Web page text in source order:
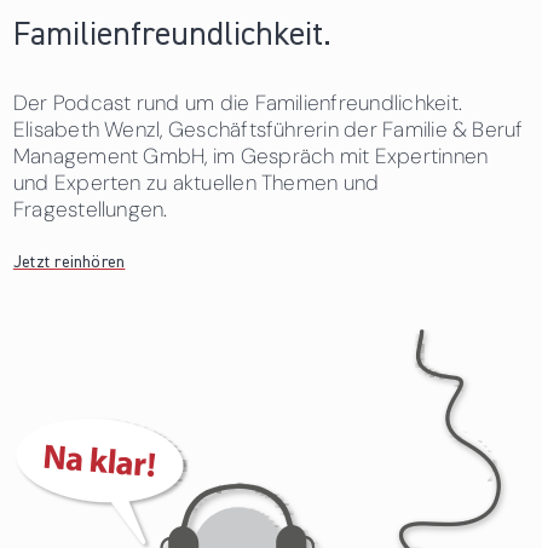
Familienfreundlichkeit.
Der Podcast rund um die Familienfreundlichkeit.
Elisabeth Wenzl, Geschäftsführerin der Familie & Beruf
Management GmbH, im Gespräch mit Expertinnen
und Experten zu aktuellen Themen und
Fragestellungen.
Jetzt reinhören